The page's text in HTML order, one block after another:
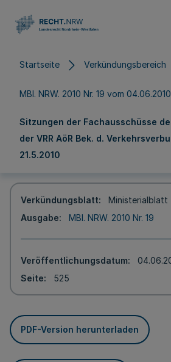
Startseite Verkündungsbereich
MBl. NRW. 2010 Nr. 19 vom 04.06.2010
Sitzungen der Fachausschüsse
der VRR AöR Bek. d.
21.5.2010
Verkündungsblatt
Ministerialblatt
Ausgabe
MBl. NRW. 2010 Nr. 19
Veröffentlichungsdatum
Seite
525
PDF-Version herunterladen